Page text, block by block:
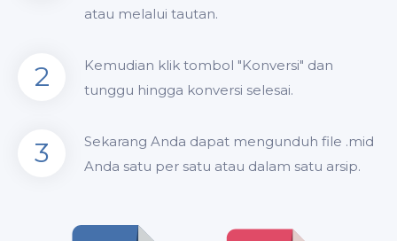
atau melalui tautan.
2
Kemudian klik tombol "Konversi" dan
tunggu hingga konversi selesai.
3
Sekarang Anda dapat mengunduh file .mid
Anda satu per satu atau dalam satu arsip.